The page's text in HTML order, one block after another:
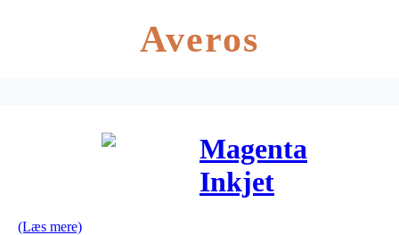
Averos
Magenta
Inkjet
(Læs mere)